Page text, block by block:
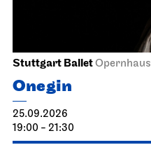
Stuttgart BalletOpernhaus
Onegin
25.09.2026
19:00 - 21:30